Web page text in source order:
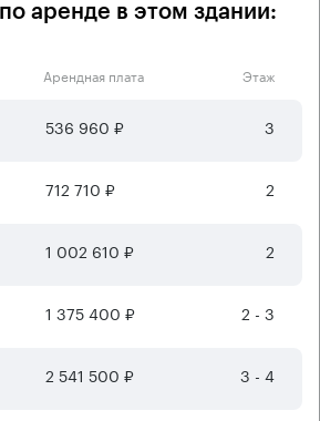
аренде в этом здании:
Арендная плата Этаж
536 960 ₽ 3
712 710 ₽ 2
1 002 610 ₽ 2
1 375 400 ₽ 2 - 3
2 541 500 ₽ 3 - 4